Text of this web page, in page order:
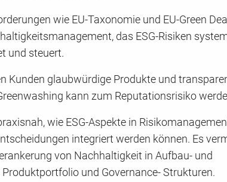
wie EU-Taxonomie und EU-Green
das ESG-Risiken
und steuert.
Kunden glaubwürdige Produkte und
kann zum Reputationsrisiko
wie ESG-Aspekte in
integriert werden können. Es
von Nachhaltigkeit in Aufbau- und
und Governance- Strukturen.